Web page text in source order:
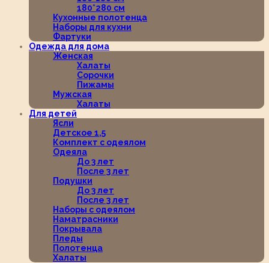
180*280 см
Кухонные полотенца
Наборы для кухни
Фартуки
Одежда для дома
Женская
Халаты
Сорочки
Пижамы
Мужская
Халаты
Для детей
Ясли
Детское 1,5
Комплект с одеялом
Одеяла
До 3 лет
После 3 лет
Подушки
До 3 лет
После 3 лет
Наборы с одеялом
Наматрасники
Покрывала
Пледы
Полотенца
Халаты